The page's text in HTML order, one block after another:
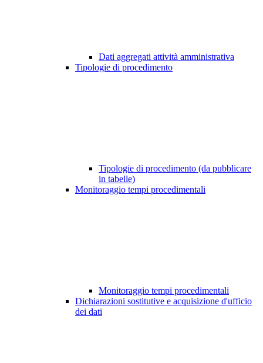
Dati aggregati attività amministrativa
Tipologie di procedimento
Tipologie di procedimento (da pubblicare
in tabelle)
Monitoraggio tempi procedimentali
Monitoraggio tempi procedimentali
Dichiarazioni sostitutive e acquisizione d'ufficio
dei dati